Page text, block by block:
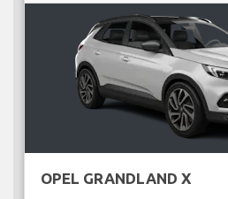
OPEL GRANDLAND X